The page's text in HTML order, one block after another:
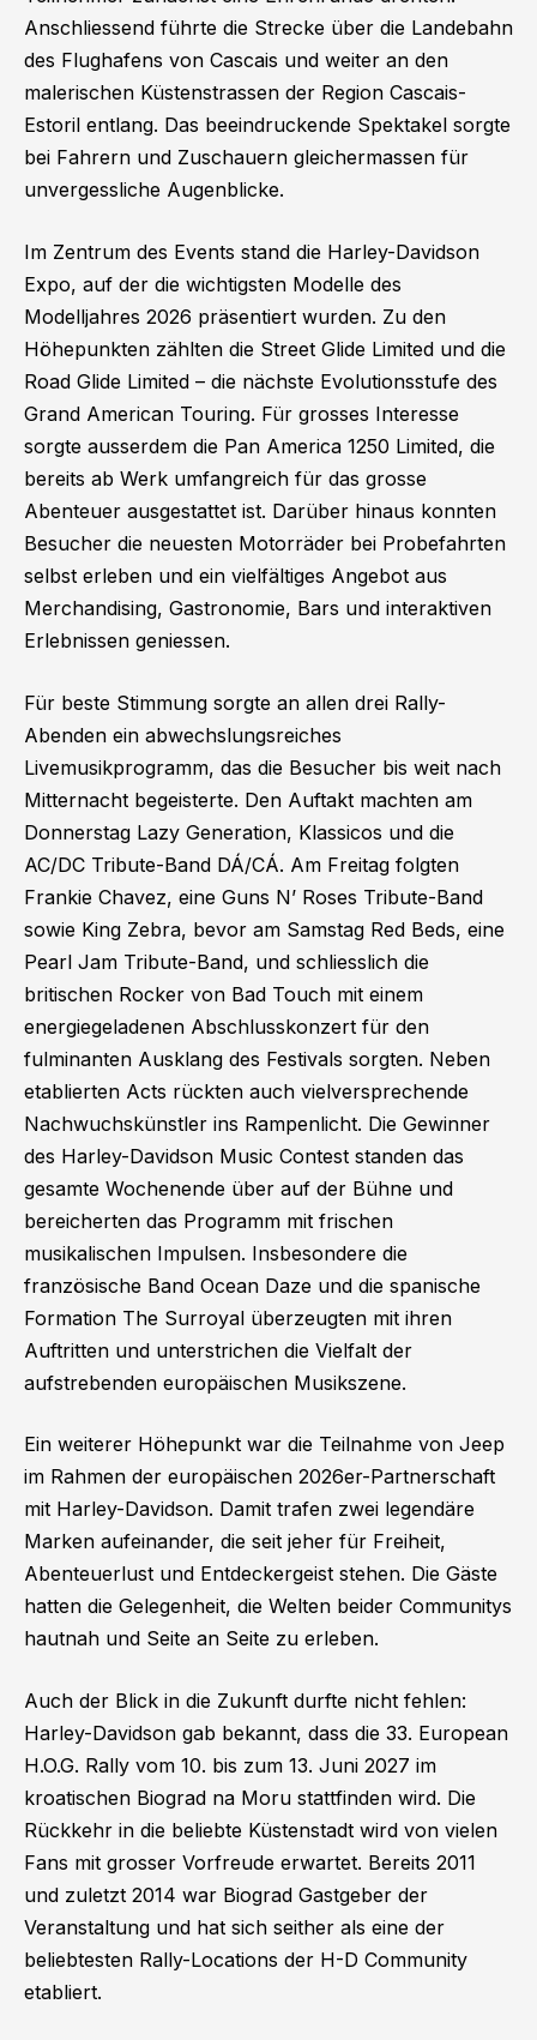
Anschliessend führte die Strecke über die Landebahn
des Flughafens von Cascais und weiter an den
malerischen Küstenstrassen der Region Cascais-
Estoril entlang. Das beeindruckende Spektakel sorgte
bei Fahrern und Zuschauern gleichermassen für
unvergessliche Augenblicke.
Im Zentrum des Events stand die Harley-Davidson
Expo, auf der die wichtigsten Modelle des
Modelljahres 2026 präsentiert wurden. Zu den
Höhepunkten zählten die Street Glide Limited und die
Road Glide Limited – die nächste Evolutionsstufe des
Grand American Touring. Für grosses Interesse
sorgte ausserdem die Pan America 1250 Limited, die
bereits ab Werk umfangreich für das grosse
Abenteuer ausgestattet ist. Darüber hinaus konnten
Besucher die neuesten Motorräder bei Probefahrten
selbst erleben und ein vielfältiges Angebot aus
Merchandising, Gastronomie, Bars und interaktiven
Erlebnissen geniessen.
Für beste Stimmung sorgte an allen drei Rally-
Abenden ein abwechslungsreiches
Livemusikprogramm, das die Besucher bis weit nach
Mitternacht begeisterte. Den Auftakt machten am
Donnerstag Lazy Generation, Klassicos und die
AC/DC Tribute-Band DÁ/CÁ. Am Freitag folgten
Frankie Chavez, eine Guns N’ Roses Tribute-Band
sowie King Zebra, bevor am Samstag Red Beds, eine
Pearl Jam Tribute-Band, und schliesslich die
britischen Rocker von Bad Touch mit einem
energiegeladenen Abschlusskonzert für den
fulminanten Ausklang des Festivals sorgten. Neben
etablierten Acts rückten auch vielversprechende
Nachwuchskünstler ins Rampenlicht. Die Gewinner
des Harley-Davidson Music Contest standen das
gesamte Wochenende über auf der Bühne und
bereicherten das Programm mit frischen
musikalischen Impulsen. Insbesondere die
französische Band Ocean Daze und die spanische
Formation The Surroyal überzeugten mit ihren
Auftritten und unterstrichen die Vielfalt der
aufstrebenden europäischen Musikszene.
Ein weiterer Höhepunkt war die Teilnahme von Jeep
im Rahmen der europäischen 2026er-Partnerschaft
mit Harley-Davidson. Damit trafen zwei legendäre
Marken aufeinander, die seit jeher für Freiheit,
Abenteuerlust und Entdeckergeist stehen. Die Gäste
hatten die Gelegenheit, die Welten beider Communitys
hautnah und Seite an Seite zu erleben.
Auch der Blick in die Zukunft durfte nicht fehlen:
Harley-Davidson gab bekannt, dass die 33. European
H.O.G. Rally vom 10. bis zum 13. Juni 2027 im
kroatischen Biograd na Moru stattfinden wird. Die
Rückkehr in die beliebte Küstenstadt wird von vielen
Fans mit grosser Vorfreude erwartet. Bereits 2011
und zuletzt 2014 war Biograd Gastgeber der
Veranstaltung und hat sich seither als eine der
beliebtesten Rally-Locations der H-D Community
etabliert.